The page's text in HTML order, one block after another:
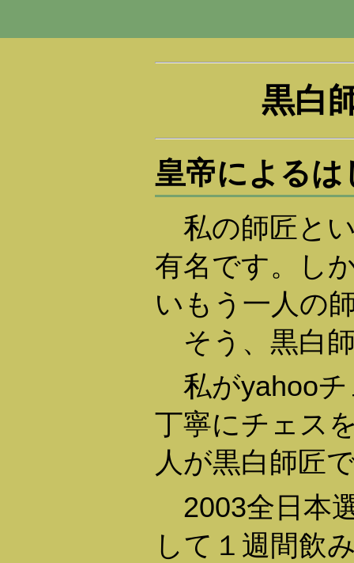
黒白
皇帝によるは
私の師匠と
有名です。し
いもう一人の
そう、黒白
私がyahooチ
丁寧にチェス
人が黒白師匠
2003全日本
して１週間飲